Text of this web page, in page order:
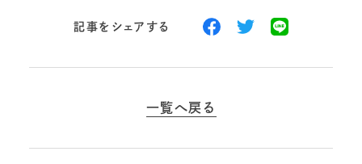
記事をシェアする
一覧へ戻る